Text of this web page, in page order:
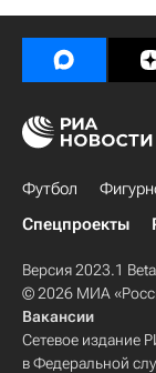
Футбол
Спецпроекты
Версия 2023.1 Beta
© 2026 МИА
Вакансии
Сетевое издание
в Федеральной